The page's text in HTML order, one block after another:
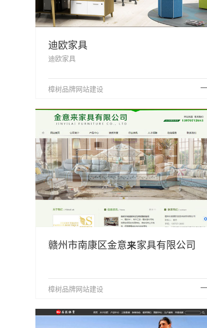
迪欧家具
迪欧家具
樟树品牌网站建设
赣州市南康区金意来家具有限公司
樟树品牌网站建设